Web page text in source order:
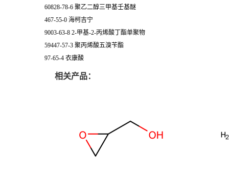
60828-78-6 聚乙二醇三甲基壬基醚
467-55-0 海柯吉宁
9003-63-8 2-甲基-2-丙烯酸丁酯单聚物
59447-57-3 聚丙烯酸五溴苄酯
97-65-4 衣康酸
相关产品：